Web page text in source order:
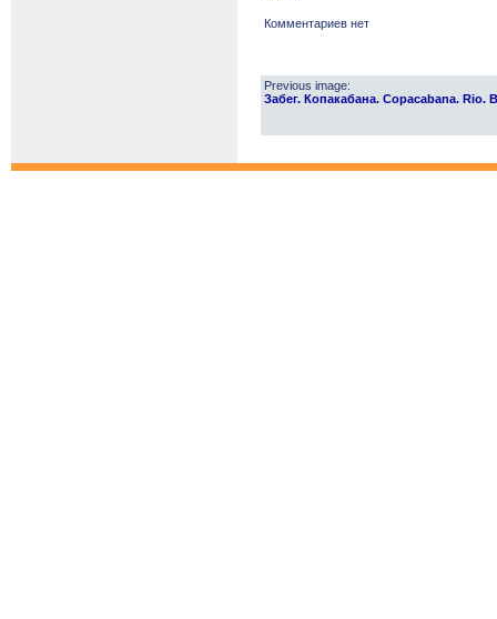
Комментариев нет
Previous image:
Забег. Копакабана. Copacabana. Rio.